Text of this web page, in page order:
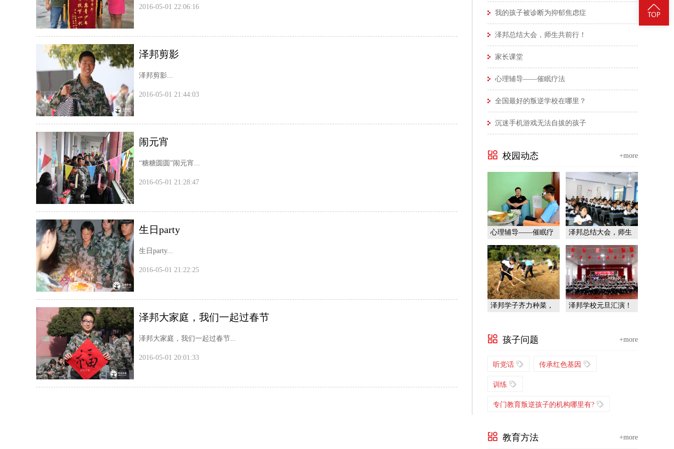
2016-05-01 22:06:16
泽邦剪影
泽邦剪影...
2016-05-01 21:44:03
闹元宵
“糖糖圆圆”闹元宵...
2016-05-01 21:28:47
生日party
生日party...
2016-05-01 21:22:25
泽邦大家庭，我们一起过春节
泽邦大家庭，我们一起过春节...
2016-05-01 20:01:33
我的孩子被诊断为抑郁焦虑症
泽邦总结大会，师生共前行！
家长课堂
心理辅导——催眠疗法
全国最好的叛逆学校在哪里？
沉迷手机游戏无法自拔的孩子
校园动态 +more
心理辅导——催眠疗
法
泽邦总结大会，师生
共前行！
泽邦学子齐力种菜，
泽邦学校元旦汇演！
孩子问题 +more
听党话 传承红色基因
训练
专门教育叛逆孩子的机构哪里有?
教育方法 +more